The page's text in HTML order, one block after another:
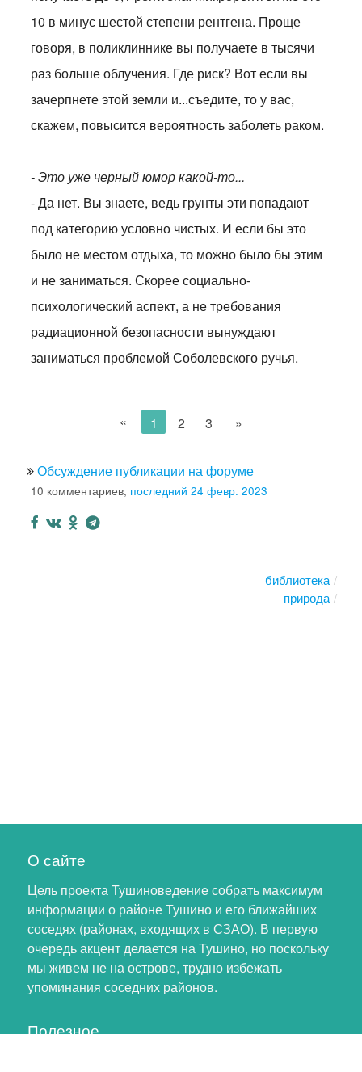
10 в минус шестой степени рентгена. Проще
говоря, в поликлиннике вы получаете в тысячи
раз больше облучения. Где риск? Вот если вы
зачерпнете этой земли и...съедите, то у вас,
скажем, повысится вероятность заболеть раком.
- Это уже черный юмор какой-то...
- Да нет. Вы знаете, ведь грунты эти попадают
под категорию условно чистых. И если бы это
было не местом отдыха, то можно было бы этим
и не заниматься. Скорее социально-
психологический аспект, а не требования
радиационной безопасности вынуждают
заниматься проблемой Соболевского ручья.
« 1 2 3 »
Обсуждение публикации на форуме
10 комментариев, последний 24 февр. 2023
библиотека
природа
О сайте
Цель проекта Тушиноведение собрать максимум
информации о районе Тушино и его ближайших
соседях (районах, входящих в СЗАО). В первую
очередь акцент делается на Тушино, но поскольку
мы живем не на острове, трудно избежать
упоминания соседних районов.
Полезное